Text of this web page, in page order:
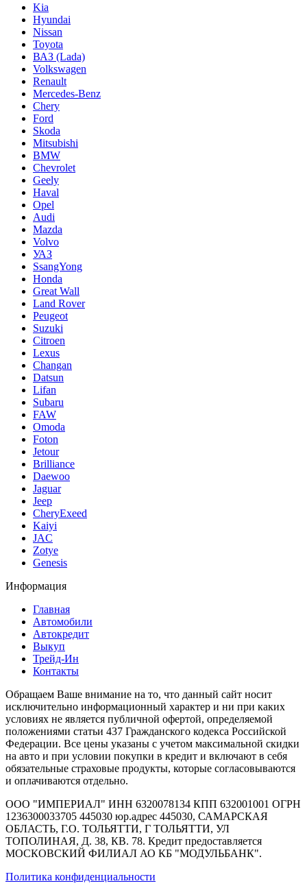
Kia
Hyundai
Nissan
Toyota
ВАЗ (Lada)
Volkswagen
Renault
Mercedes-Benz
Chery
Ford
Skoda
Mitsubishi
BMW
Chevrolet
Geely
Haval
Opel
Audi
Mazda
Volvo
УАЗ
SsangYong
Honda
Great Wall
Land Rover
Peugeot
Suzuki
Citroen
Lexus
Changan
Datsun
Lifan
Subaru
FAW
Omoda
Foton
Jetour
Brilliance
Daewoo
Jaguar
Jeep
CheryExeed
Kaiyi
JAC
Zotye
Genesis
Информация
Главная
Автомобили
Автокредит
Выкуп
Трейд-Ин
Контакты
Обращаем Ваше внимание на то, что данный сайт носит
исключительно информационный характер и ни при каких
условиях не является публичной офертой, определяемой
положениями статьи 437 Гражданского кодекса Российской
Федерации. Все цены указаны с учетом максимальной скидки
на авто и при условии покупки в кредит и включают в себя
обязательные страховые продукты, которые согласовываются
и оплачиваются отдельно.
ООО "ИМПЕРИАЛ" ИНН 6320078134 КПП 632001001 ОГРН
1236300033705 445030 юр.адрес 445030, САМАРСКАЯ
ОБЛАСТЬ, Г.О. ТОЛЬЯТТИ, Г ТОЛЬЯТТИ, УЛ
ТОПОЛИНАЯ, Д. 38, КВ. 78. Кредит предоставляется
МОСКОВСКИЙ ФИЛИАЛ АО КБ "МОДУЛЬБАНК".
Политика конфиденциальности